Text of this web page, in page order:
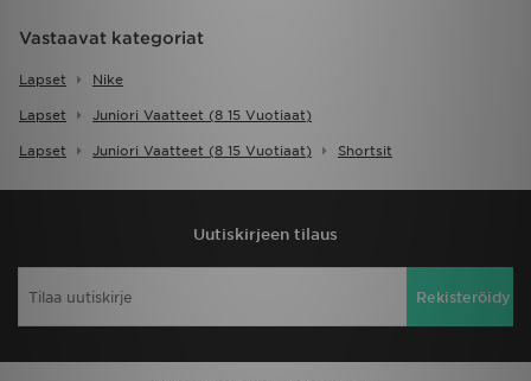
Vastaavat kategoriat
Lapset Nike
Lapset Juniori Vaatteet (8 15 Vuotiaat)
Lapset Juniori Vaatteet (8 15 Vuotiaat) Shortsit
Uutiskirjeen tilaus
Rekisteröidy